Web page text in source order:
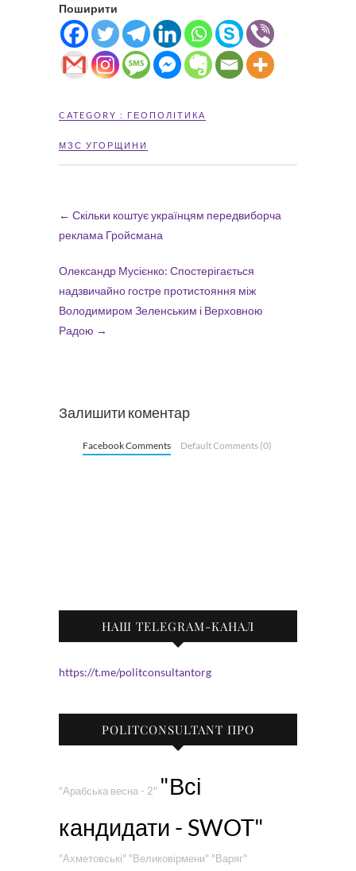
Поширити
CATEGORY : ГЕОПОЛІТИКА
МЗС УГОРЩИНИ
← Скільки коштує українцям передвиборча
реклама Гройсмана
Олександр Мусієнко: Спостерігається
надзвичайно гостре протистояння між
Володимиром Зеленським і Верховною
Радою →
Залишити коментар
Facebook Comments Default Comments (0)
НАШ TELEGRAM-КАНАЛ
https://t.me/politconsultantorg
POLITCONSULTANT ПРО
"Арабська весна - 2" "Всі
кандидати - SWOT"
"Ахметовські" "Великовірмени" "Варяг"